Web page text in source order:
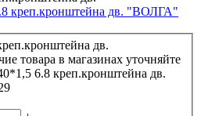
креп.кронштейна дв. "ВОЛГА"
товара в магазинах уточняйте
6.8 креп.кронштейна дв.